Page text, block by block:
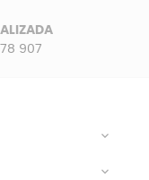
907

